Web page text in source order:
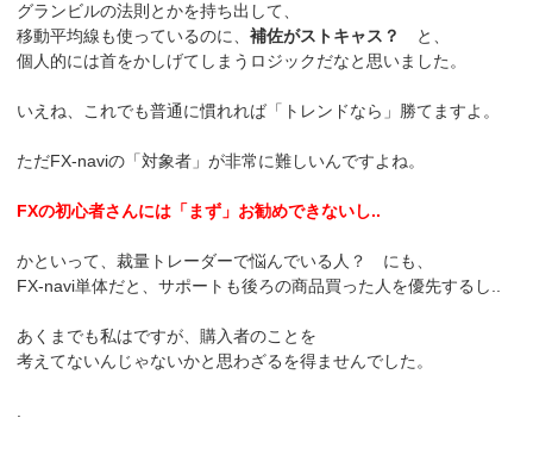
グランビルの法則とかを持ち出して、
移動平均線も使っているのに、補佐がストキャス？
と、
個人的には首をかしげてしまうロジックだなと思いました。
いえね、これでも普通に慣れれば「トレンドなら」勝てますよ。
ただFX-naviの「対象者」が非常に難しいんですよね。
FXの初心者さんには「まず」お勧めできないし..
かといって、裁量トレーダーで悩んでいる人？ にも、
FX-navi単体だと、サポートも後ろの商品買った人を優先するし..
あくまでも私はですが、購入者のことを
考えてないんじゃないかと思わざるを得ませんでした。